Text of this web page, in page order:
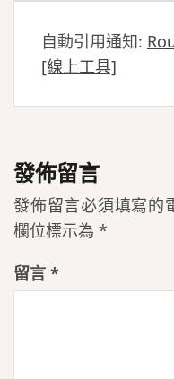
自動引用通知:
[線上工具]
發佈留言
發佈留言必須填寫的
欄位標示為 *
留言 *